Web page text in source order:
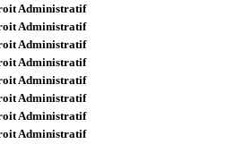
Administratif
Administratif
Administratif
Administratif
Administratif
Administratif
Administratif
Administratif